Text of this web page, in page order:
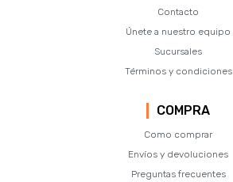
Contacto
Únete a nuestro equipo
Sucursales
Términos y condiciones
COMPRA
Como comprar
Envíos y devoluciones
Preguntas frecuentes